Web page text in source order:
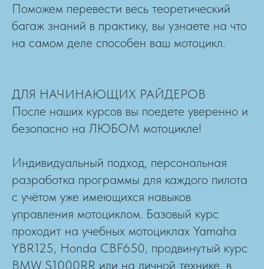
Поможем перевести весь теоретический
багаж знаний в практику, вы узнаете на что
на самом деле способен ваш мотоцикл.
ДЛЯ НАЧИНАЮЩИХ РАЙДЕРОВ
После наших курсов вы поедете уверенно и
безопасно на ЛЮБОМ мотоцикле!
Индивидуальный подход, персональная
разработка программы для каждого пилота
с учётом уже имеющихся навыков
управления мотоциклом. Базовый курс
проходит на учебных мотоциклах Yamaha
YBR125, Honda CBF650, продвинутый курс
BMW S1000RR или на личной технике, в